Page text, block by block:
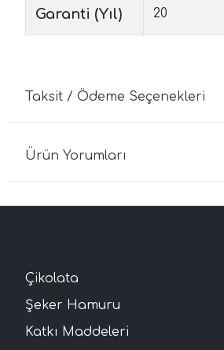
Garanti (Yıl) 20
Taksit / Ödeme Seçenekleri
Ürün Yorumları
Çikolata
Şeker Hamuru
Katkı Maddeleri